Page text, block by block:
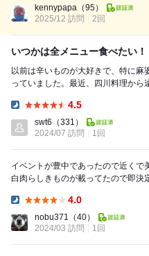
変わらず、すこしわ...
kennypapa （95）
2025/12 訪問
2回
いつかは全メニュー食べたい！
以前は辛いものが大好きで、特に
っていました。最近、四川料理から
4.5
swt6 （331）
2024/07 訪問
1回
イベントが豊中であったので近く
白肉らしきものが載ってたので即決定！ 行く直前に予約確認して
4.0
nobu371 （40）
2024/03 訪問
1回